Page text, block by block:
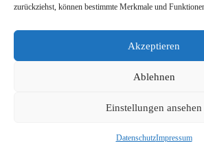
zurückziehst, können bestimmte Merkmale und
Akzeptieren
Ablehnen
Einstellungen ansehen
DatenschutzImpressum
Innsbruck